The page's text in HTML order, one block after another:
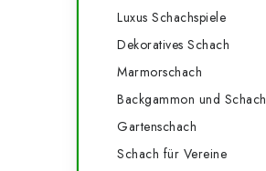
Luxus Schachspiele
Dekoratives Schach
Marmorschach
Backgammon und Schach
Gartenschach
Schach für Vereine